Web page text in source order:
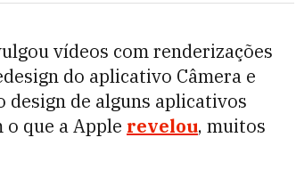
vídeos com renderizações
do aplicativo Câmera e
design de alguns aplicativos
que a Apple revelou, muitos